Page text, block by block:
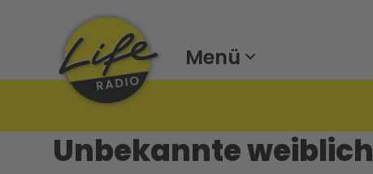
Menü
Unbekannte